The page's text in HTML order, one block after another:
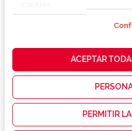
propias y de
cómo mejorar
servicios y
las
que realmente
ACEPTAR
PERMITIR
Detalhes
Marca